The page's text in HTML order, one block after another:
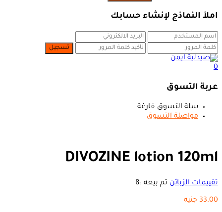
املأ النماذج لإنشاء حسابك
0
عربة التسوق
سلة التسوق فارغة
مواصلة التسوق
DIVOZINE lotion 120ml
تقييمات الزبائن تم بيعه :8
33.00 جنيه